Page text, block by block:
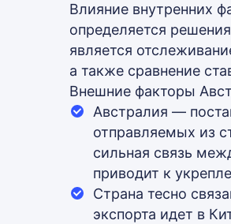
Влияние внутренних
определяется
является
а также сравнение
Внешние факторы
Австралия —
отправляемых из
сильная связь
приводит к
Страна тесно
экспорта идет в